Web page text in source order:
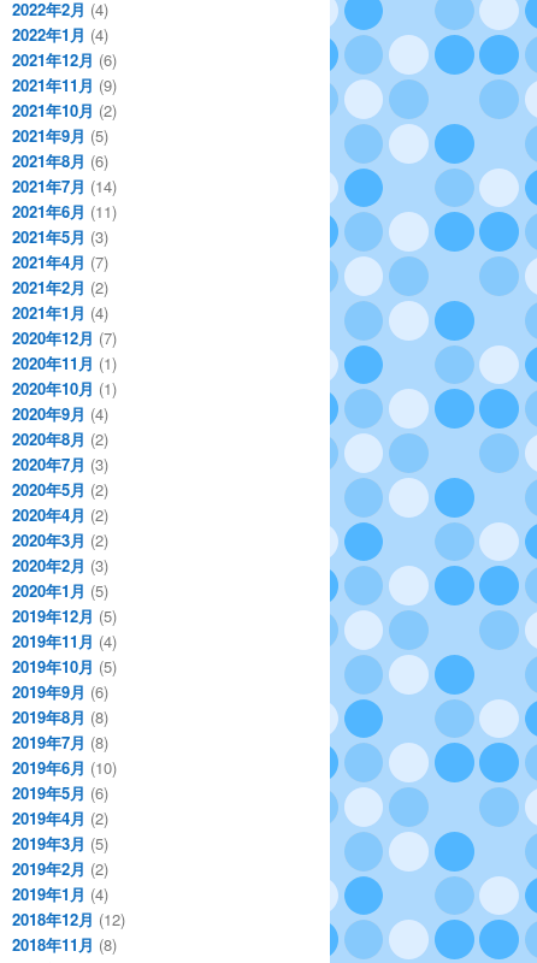
2022年2月 (4)
2022年1月 (4)
2021年12月 (6)
2021年11月 (9)
2021年10月 (2)
2021年9月 (5)
2021年8月 (6)
2021年7月 (14)
2021年6月 (11)
2021年5月 (3)
2021年4月 (7)
2021年2月 (2)
2021年1月 (4)
2020年12月 (7)
2020年11月 (1)
2020年10月 (1)
2020年9月 (4)
2020年8月 (2)
2020年7月 (3)
2020年5月 (2)
2020年4月 (2)
2020年3月 (2)
2020年2月 (3)
2020年1月 (5)
2019年12月 (5)
2019年11月 (4)
2019年10月 (5)
2019年9月 (6)
2019年8月 (8)
2019年7月 (8)
2019年6月 (10)
2019年5月 (6)
2019年4月 (2)
2019年3月 (5)
2019年2月 (2)
2019年1月 (4)
2018年12月 (12)
2018年11月 (8)